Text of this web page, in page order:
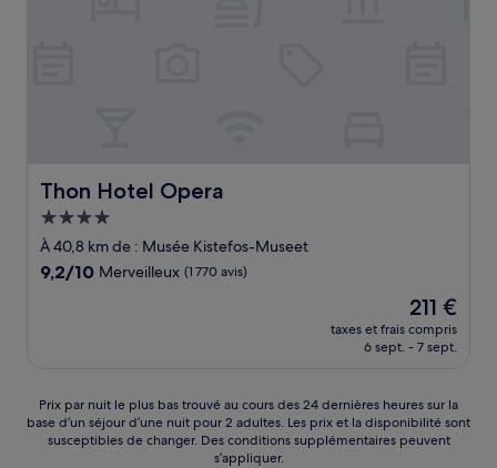
Thon Hotel Opera
Thon Hotel Opera
Hébergement
4.0 étoiles
À 40,8 km de : Musée Kistefos-Museet
9.2
9,2/10 Merveilleux (1 770 avis)
Le
nouveau
prix
211 €
211 €
taxes et frais compris
6 sept. - 7 sept.
Prix
par
nuit
Prix par nuit le plus bas trouvé au cours des 24 dernières heures sur la
base d’un séjour d’une nuit pour 2 adultes. Les prix et la disponibilité sont
susceptibles de changer. Des conditions supplémentaires peuvent
s’appliquer.